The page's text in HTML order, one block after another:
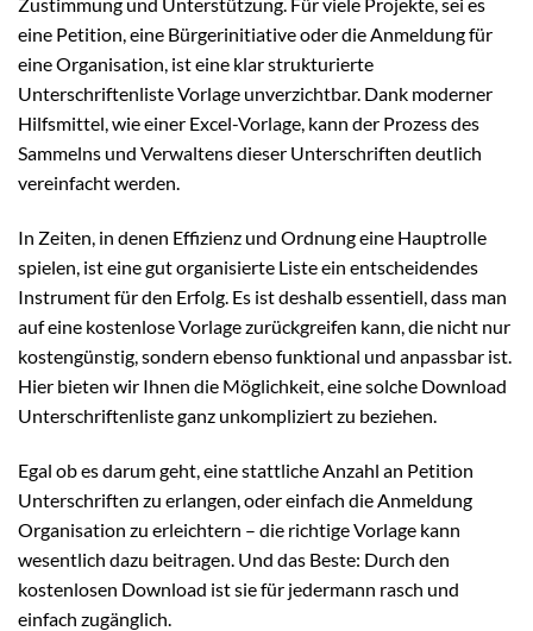
eine Petition, eine Bürgerinitiative oder die Anmeldung für
eine Organisation, ist eine klar strukturierte
Unterschriftenliste Vorlage unverzichtbar. Dank moderner
Hilfsmittel, wie einer Excel-Vorlage, kann der Prozess des
Sammelns und Verwaltens dieser Unterschriften deutlich
vereinfacht werden.
In Zeiten, in denen Effizienz und Ordnung eine Hauptrolle
spielen, ist eine gut organisierte Liste ein entscheidendes
Instrument für den Erfolg. Es ist deshalb essentiell, dass man
auf eine kostenlose Vorlage zurückgreifen kann, die nicht nur
kostengünstig, sondern ebenso funktional und anpassbar ist.
Hier bieten wir Ihnen die Möglichkeit, eine solche Download
Unterschriftenliste ganz unkompliziert zu beziehen.
Egal ob es darum geht, eine stattliche Anzahl an Petition
Unterschriften zu erlangen, oder einfach die Anmeldung
Organisation zu erleichtern – die richtige Vorlage kann
wesentlich dazu beitragen. Und das Beste: Durch den
kostenlosen Download ist sie für jedermann rasch und
einfach zugänglich.